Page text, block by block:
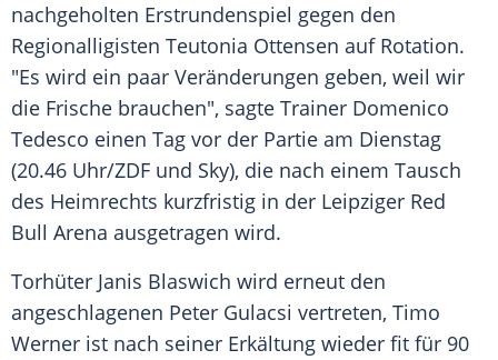
nachgeholten Erstrundenspiel gegen den
Regionalligisten Teutonia Ottensen auf Rotation.
"Es wird ein paar Veränderungen geben, weil wir
die Frische brauchen", sagte Trainer Domenico
Tedesco einen Tag vor der Partie am Dienstag
(20.46 Uhr/ZDF und Sky), die nach einem Tausch
des Heimrechts kurzfristig in der Leipziger Red
Bull Arena ausgetragen wird.
Torhüter Janis Blaswich wird erneut den
angeschlagenen Peter Gulacsi vertreten, Timo
Werner ist nach seiner Erkältung wieder fit für 90